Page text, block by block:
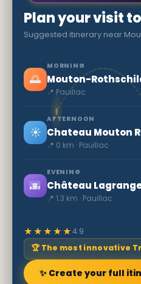
Plan your visit
Suggested itinerary near
🌅
MORNING
Mouton-
📍 Pauillac
☀️
AFTERNOON
Chateau Mouton
📍 0 km · Pauillac
🌆
EVENING
Château
📍 1.3 km · Pauillac
★★★★★4.9
🏆 The most innovative
✨ Create your full